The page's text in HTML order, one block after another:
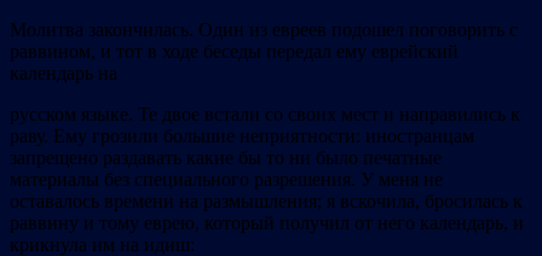
Молитва закончилась. Один из евреев подошел поговорить с
раввином, и тот в ходе беседы передал ему еврейский
календарь на
русском языке. Те двое встали со своих мест и направились к
раву. Ему грозили большие неприятности: иностранцам
запрещено раздавать какие бы то ни было печатные
материалы без специального разрешения. У меня не
оставалось времени на размышления; я вскочила, бросилась к
раввину и тому еврею, который получил от него календарь, и
крикнула им на идиш: